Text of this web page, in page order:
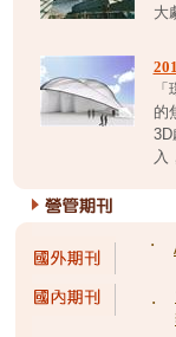
大
的
3D
入
˙
˙